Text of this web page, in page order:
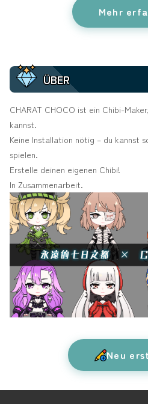
Mehr
ÜBER
CHARAT CHOCO ist ein Chibi-
kannst.
Keine Installation nötig – du kannst
spielen.
Erstelle deinen eigenen Chibi!
In Zusammenarbeit.
Neu